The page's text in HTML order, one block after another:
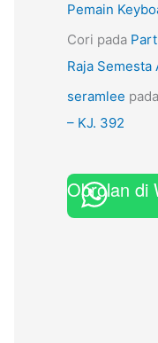
Pemain
Cori pada
Raja Semesta
seramlee pada
– KJ. 392
Obrolan di